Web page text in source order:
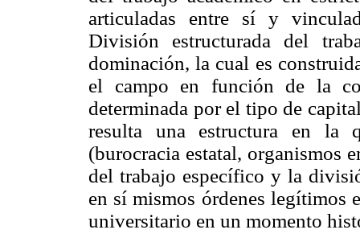
articuladas entre sí y
División estructurada del
dominación, la cual es
el campo en función de la
determinada por el tipo de
resulta una estructura en la
(burocracia estatal, organismos
del trabajo específico y la
en sí mismos órdenes legítimos
universitario en un momento